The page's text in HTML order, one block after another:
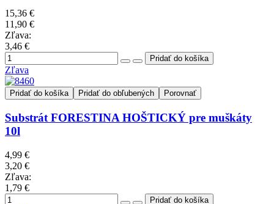
15,36 €
11,90 €
Zľava:
3,46 €
Zľava
Pridať do košíka Pridať do obľubených Porovnať
Substrát FORESTINA HOŠTICKÝ pre muškáty
10l
4,99 €
3,20 €
Zľava:
1,79 €